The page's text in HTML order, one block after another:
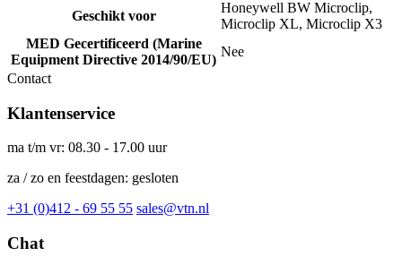
Geschikt voor
Honeywell BW Microclip,
Microclip XL, Microclip X3
MED Gecertificeerd (Marine
Equipment Directive 2014/90/EU)
Nee
Contact
Klantenservice
ma t/m vr: 08.30 - 17.00 uur
za / zo en feestdagen: gesloten
+31 (0)412 - 69 55 55 sales@vtn.nl
Chat